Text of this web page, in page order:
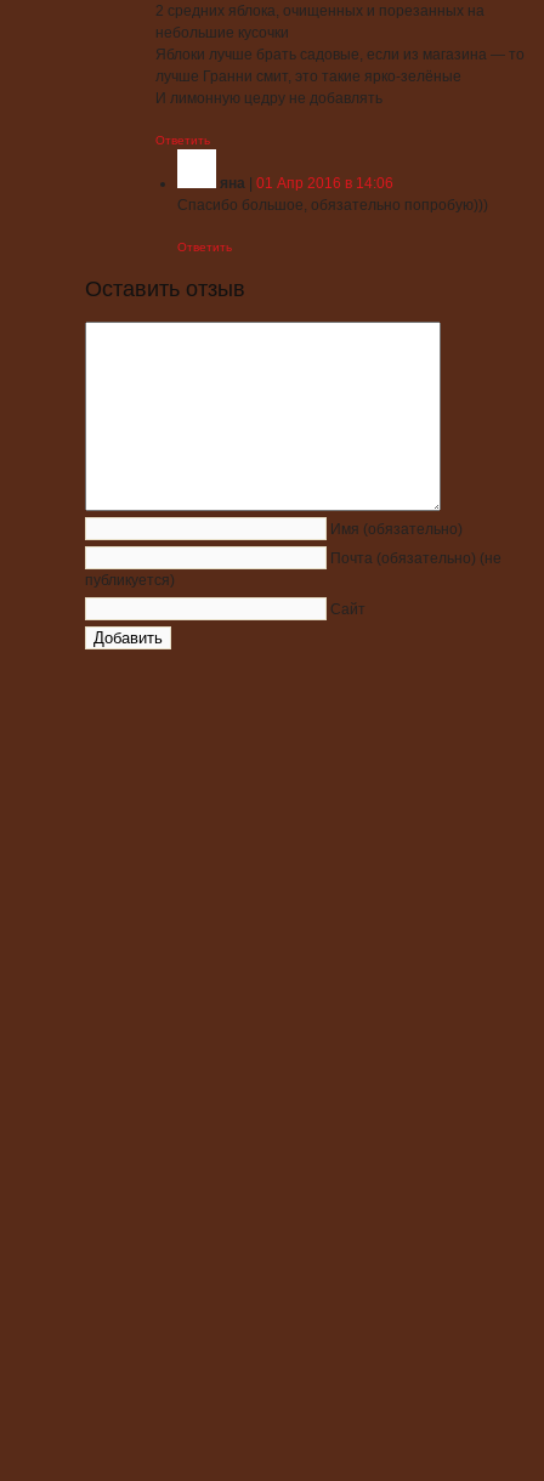
2 средних яблока, очищенных и порезанных на
небольшие кусочки
Яблоки лучше брать садовые, если из магазина — то
лучше Гранни смит, это такие ярко-зелёные
И лимонную цедру не добавлять
Ответить
яна
01 Апр 2016 в 14:06
Спасибо большое, обязательно попробую)))
Ответить
Оставить отзыв
Имя (обязательно)
Почта (обязательно) (не
публикуется)
Сайт